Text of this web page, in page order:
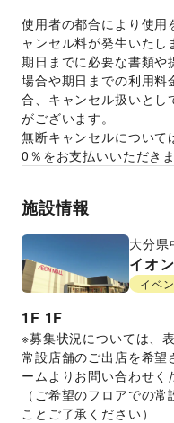
使用者の都合により使用
ャンセル料が発生いたし
期日までに必要な書類や
場合や期日までの利用料
合、キャンセル扱いとし
がございます。
無断キャンセルについ
0％をお支払いいただき
施設情報
大分県
イオ
イベ
1F 1F
※募集状況については、
常設店舗のご出店を希望
ームよりお問い合わせく
（ご希望のフロアでの
ことご了承ください）